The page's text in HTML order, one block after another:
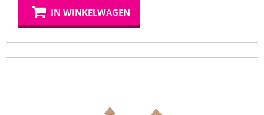
IN WINKELWAGEN